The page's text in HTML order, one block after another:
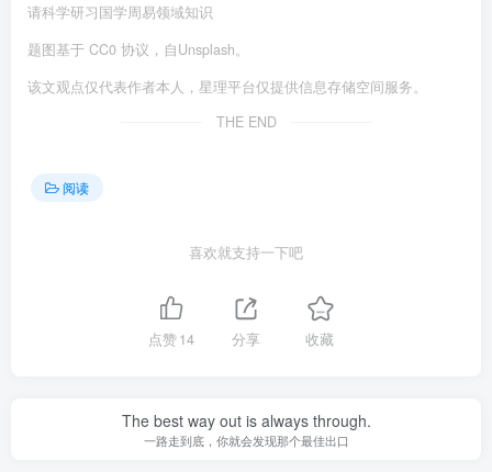
请科学研习国学周易领域知识
题图基于 CC0 协议，自Unsplash。
该文观点仅代表作者本人，星理平台仅提供信息存储空间服务。
THE END
阅读
喜欢就支持一下吧
点赞14 分享 收藏
The best way out is always through.
一路走到底，你就会发现那个最佳出口